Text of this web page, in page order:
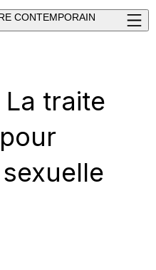
CONTEMPORAIN
traite